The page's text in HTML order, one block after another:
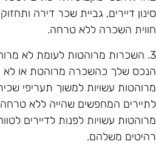
דיירים, גביית שכר דירה
השכרה ללא טרחה.
3. השכרות מרוהטות לעומת לא
שלך כהשכרה מרוהטת או לא
עשויות למשוך תעריפי
המחפשים שהייה ללא
עשויות לפנות לדיירים
משלהם.